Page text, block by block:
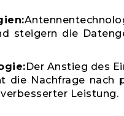
steigern die
Der Anstieg des
die Nachfrage nach
Leistung.